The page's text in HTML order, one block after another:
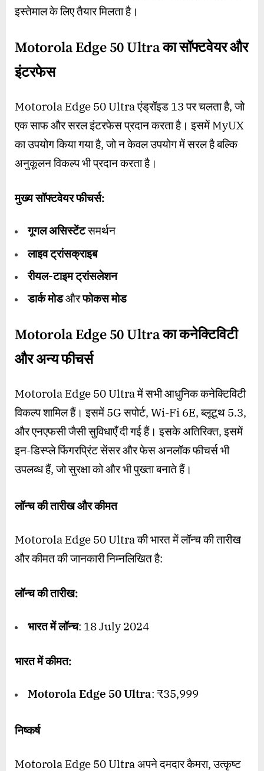
इस्तेमाल के लिए तैयार मिलता है।
Motorola Edge 50 Ultra कासॉफ्टवेयर और
इंटरफेस
Motorola Edge 50 Ultra एंड्रॉइड 13 पर चलता है, जो
एक साफ और सरल इंटरफेस प्रदान करता है। इसमें MyUX
का उपयोग किया गया है, जो न केवल उपयोग में सरल है बल्कि
अनुकूलन विकल्प भी प्रदान करता है।
मुख्य सॉफ्टवेयर फीचर्स:
गूगल असिस्टेंटसमर्थन
लाइव ट्रांसक्राइब
रीयल-टाइम ट्रांसलेशन
डार्क मोडऔरफोकस मोड
Motorola Edge 50 Ultra काकनेक्टिविटी
और अन्य फीचर्स
Motorola Edge 50 Ultra में सभी आधुनिक कनेक्टिविटी
विकल्प शामिल हैं। इसमें 5G सपोर्ट, Wi-Fi 6E, ब्लूटूथ 5.3,
और एनएफसी जैसी सुविधाएँ दी गई हैं। इसके अतिरिक्त, इसमें
इन-डिस्प्ले फिंगरप्रिंट सेंसर और फेस अनलॉक फीचर्स भी
उपलब्ध हैं, जो सुरक्षा को और भी पुख्ता बनाते हैं।
लॉन्च की तारीख और कीमत
Motorola Edge 50 Ultra की भारत में लॉन्च की तारीख
और कीमत की जानकारी निम्नलिखित है:
लॉन्च की तारीख:
भारत में लॉन्च: 18 July 2024
भारत में कीमत:
Motorola Edge 50 Ultra: ₹35,999
निष्कर्ष
Motorola Edge 50 Ultra अपने दमदार कैमरा, उत्कृष्ट